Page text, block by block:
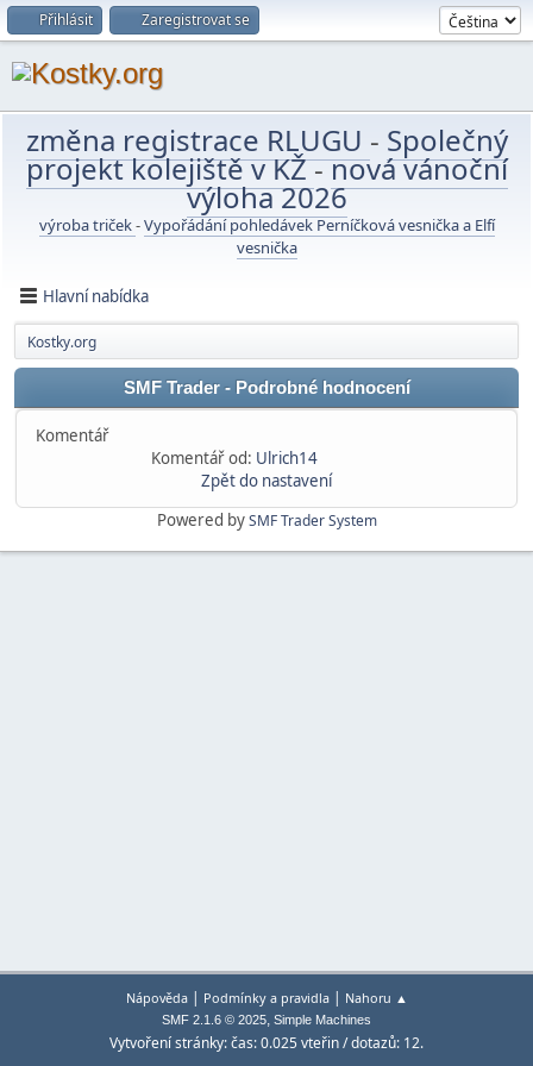
Přihlásit Zaregistrovat se
změna registrace RLUGU - Společný
projekt kolejiště v KŽ-nová vánoční
výloha 2026
výroba triček-Vypořádání pohledávek Perníčková vesnička a Elfí
vesnička
Hlavní nabídka
Kostky.org
SMF Trader - Podrobné hodnocení
Komentář
Komentář od: Ulrich14
Zpět do nastavení
Powered bySMF Trader System
Nápověda| Podmínky a pravidla| Nahoru ▲
SMF 2.1.6 © 2025, Simple Machines
Vytvoření stránky: čas: 0.025 vteřin / dotazů: 12.